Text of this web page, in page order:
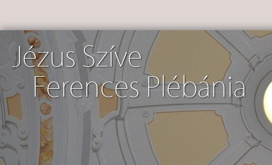
Jézus Szíve
Ferences Plébánia